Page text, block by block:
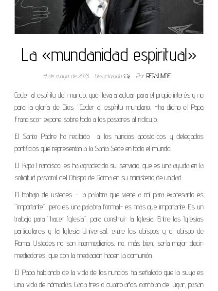
La «mundanidad espiritual»
4 de mayo de 2023 Desactivado Por REGNUMDEI
Ceder al espíritu del mundo, que lleva a actuar para el propio interés y no
para la gloria de Dios. “Ceder al espíritu mundano, -ha dicho el Papa
Francisco- expone sobre todo a los pastores al ridículo.
El Santo Padre ha recibido a los nuncios apostólicos y delegados
pontificios que representan a la Santa Sede en todo el mundo.
El Papa Francisco les ha agradecido su servicio, que es una ayuda en la
solicitud pastoral del Obispo de Roma en su ministerio de unidad.
El trabajo de ustedes – la palabra que viene a mí para expresarlo es
“importante”, pero es una palabra formal- es más que importante. Es un
trabajo para “hacer Iglesia”, para construir la Iglesia. Entre las Iglesias
particulares y la Iglesia Universal, entre los obispos y el obispo de
Roma. Ustedes no son intermediarios, no, más bien, sería mejor decir:
mediadores, que con la mediación hacen la comunión.
El Papa hablando de la vida de los nuncios ha señalado que la suya es
una vida de nómadas. Cada tres o cuatro años cambian de lugar, pasan